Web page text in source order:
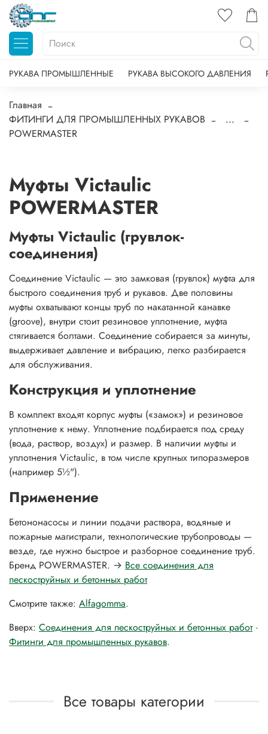
РУКАВА ПРОМЫШЛЕННЫЕ РУКАВА ВЫСОКОГО ДАВЛЕНИЯ
Главная
ФИТИНГИ ДЛЯ ПРОМЫШЛЕННЫХ РУКАВОВ
...
POWERMASTER
Муфты Victaulic
POWERMASTER
Муфты Victaulic (грувлок-
соединения)
Соединение Victaulic — это замковая (грувлок) муфта для
быстрого соединения труб и рукавов. Две половины
муфты охватывают концы труб по накатанной канавке
(groove), внутри стоит резиновое уплотнение, муфта
стягивается болтами. Соединение собирается за минуты,
выдерживает давление и вибрацию, легко разбирается
для обслуживания.
Конструкция и уплотнение
В комплект входят корпус муфты («замок») и резиновое
уплотнение к нему. Уплотнение подбирается под среду
(вода, раствор, воздух) и размер. В наличии муфты и
уплотнения Victaulic, в том числе крупных типоразмеров
(например 5½").
Применение
Бетононасосы и линии подачи раствора, водяные и
пожарные магистрали, технологические трубопроводы —
везде, где нужно быстрое и разборное соединение труб.
Бренд POWERMASTER. → Все соединения для
пескоструйных и бетонных работ
Смотрите также: Alfagomma.
Вверх: Соединения для пескоструйных и бетонных работ·
Фитинги для промышленных рукавов.
Все товары категории